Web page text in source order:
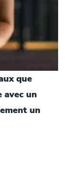
que
un
un